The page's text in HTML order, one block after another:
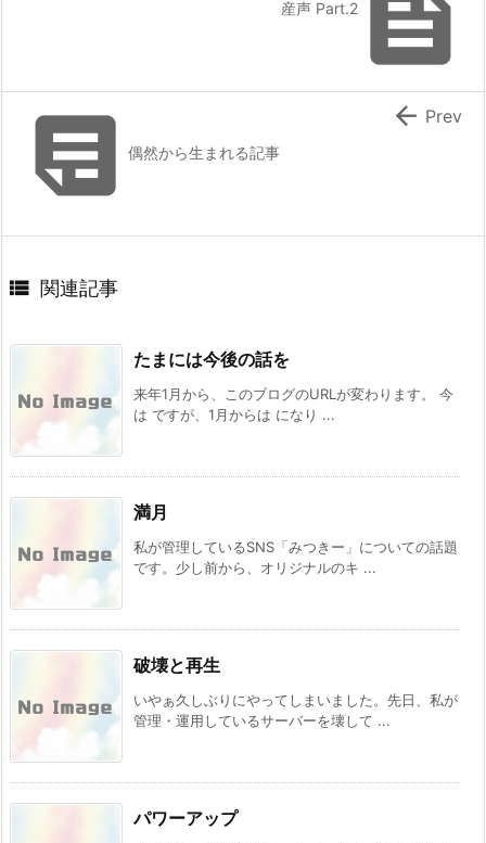

産声 Part.2
偶然から生まれる記事
 Prev
 関連記事
たまには今後の話を
来年1月から、このブログのURLが変わります。 今
は ですが、1月からは になり ...
満月
私が管理しているSNS「みつきー」についての話題
です。少し前から、オリジナルのキ ...
破壊と再生
いやぁ久しぶりにやってしまいました。先日、私が
管理・運用しているサーバーを壊して ...
パワーアップ